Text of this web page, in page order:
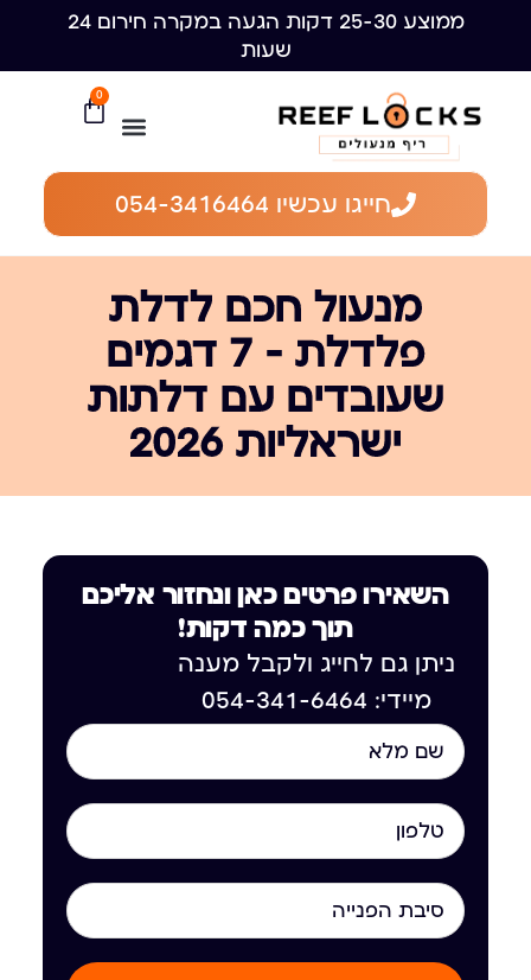
ממוצע 25-30 דקות הגעה במקרה חירום 24
שעות
0
חייגו עכשיו 054-3416464
מנעול חכם לדלת
פלדלת — 7 דגמים
שעובדים עם דלתות
ישראליות 2026
השאירו פרטים כאן ונחזור אליכם
תוך כמה דקות!
ניתן גם לחייג ולקבל מענה
מיידי: 054-341-6464